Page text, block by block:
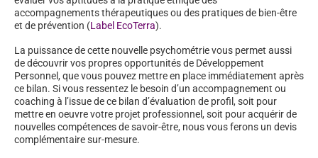
accompagnements thérapeutiques ou des pratiques de bien-être
et de prévention (Label EcoTerra).
La puissance de cette nouvelle psychométrie vous permet aussi
de découvrir vos propres opportunités de Développement
Personnel, que vous pouvez mettre en place immédiatement après
ce bilan. Si vous ressentez le besoin d’un accompagnement ou
coaching à l’issue de ce bilan d’évaluation de profil, soit pour
mettre en oeuvre votre projet professionnel, soit pour acquérir de
nouvelles compétences de savoir-être, nous vous ferons un devis
complémentaire sur-mesure.